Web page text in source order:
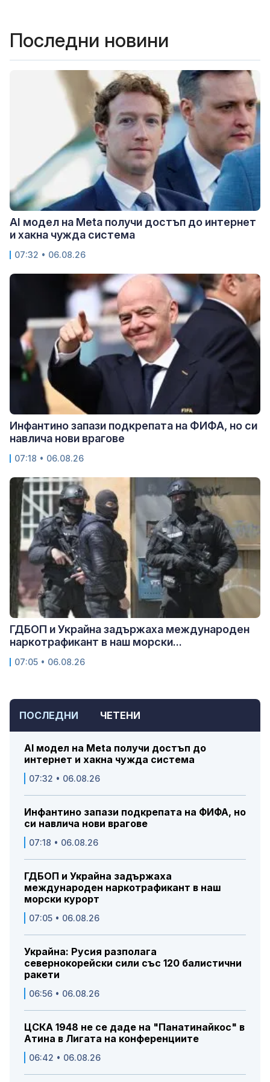
ПОСЛЕДНИ ЧЕТЕНИ
AI модел на Meta получи достъп до
интернет и хакна чужда система
07:32 • 06.08.26
Инфантино запази подкрепата на ФИФА, но
си навлича нови врагове
07:18 • 06.08.26
ГДБОП и Украйна задържаха
международен наркотрафикант в наш
морски курорт
07:05 • 06.08.26
Украйна: Русия разполага
севернокорейски сили със 120 балистични
ракети
06:56 • 06.08.26
ЦСКА 1948 не се даде на "Панатинайкос" в
Атина в Лигата на конференциите
06:42 • 06.08.26
Последни новини
AI модел на Meta получи достъп до интернет
и хакна чужда система
07:32 • 06.08.26
Инфантино запази подкрепата на ФИФА, но си
навлича нови врагове
07:18 • 06.08.26
ГДБОП и Украйна задържаха международен
наркотрафикант в наш морски...
07:05 • 06.08.26